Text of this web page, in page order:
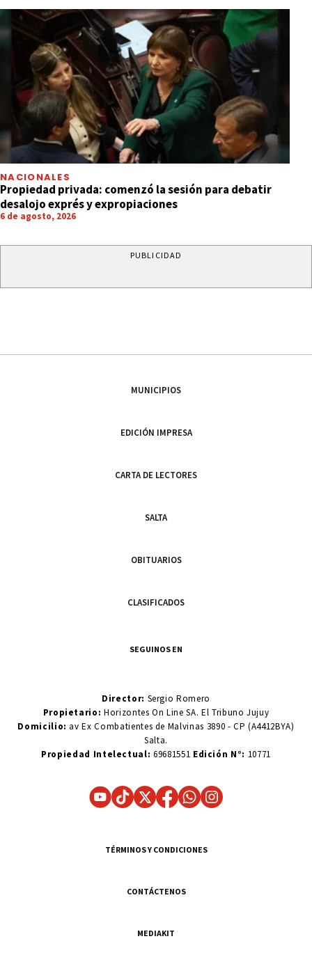
NACIONALES
Propiedad privada: comenzó la sesión para debatir
desalojo exprés y expropiaciones
6 de agosto, 2026
PUBLICIDAD
MUNICIPIOS
EDICIÓN IMPRESA
CARTA DE LECTORES
SALTA
OBITUARIOS
CLASIFICADOS
SEGUINOS EN
Director: Sergio Romero
Propietario:Horizontes On Line SA. El Tribuno Jujuy
Domicilio: av Ex Combatientes de Malvinas 3890 - CP (A4412BYA)
Salta.
Propiedad Intelectual: 69681551 Edición N°: 10771
TÉRMINOS Y CONDICIONES
CONTÁCTENOS
MEDIAKIT